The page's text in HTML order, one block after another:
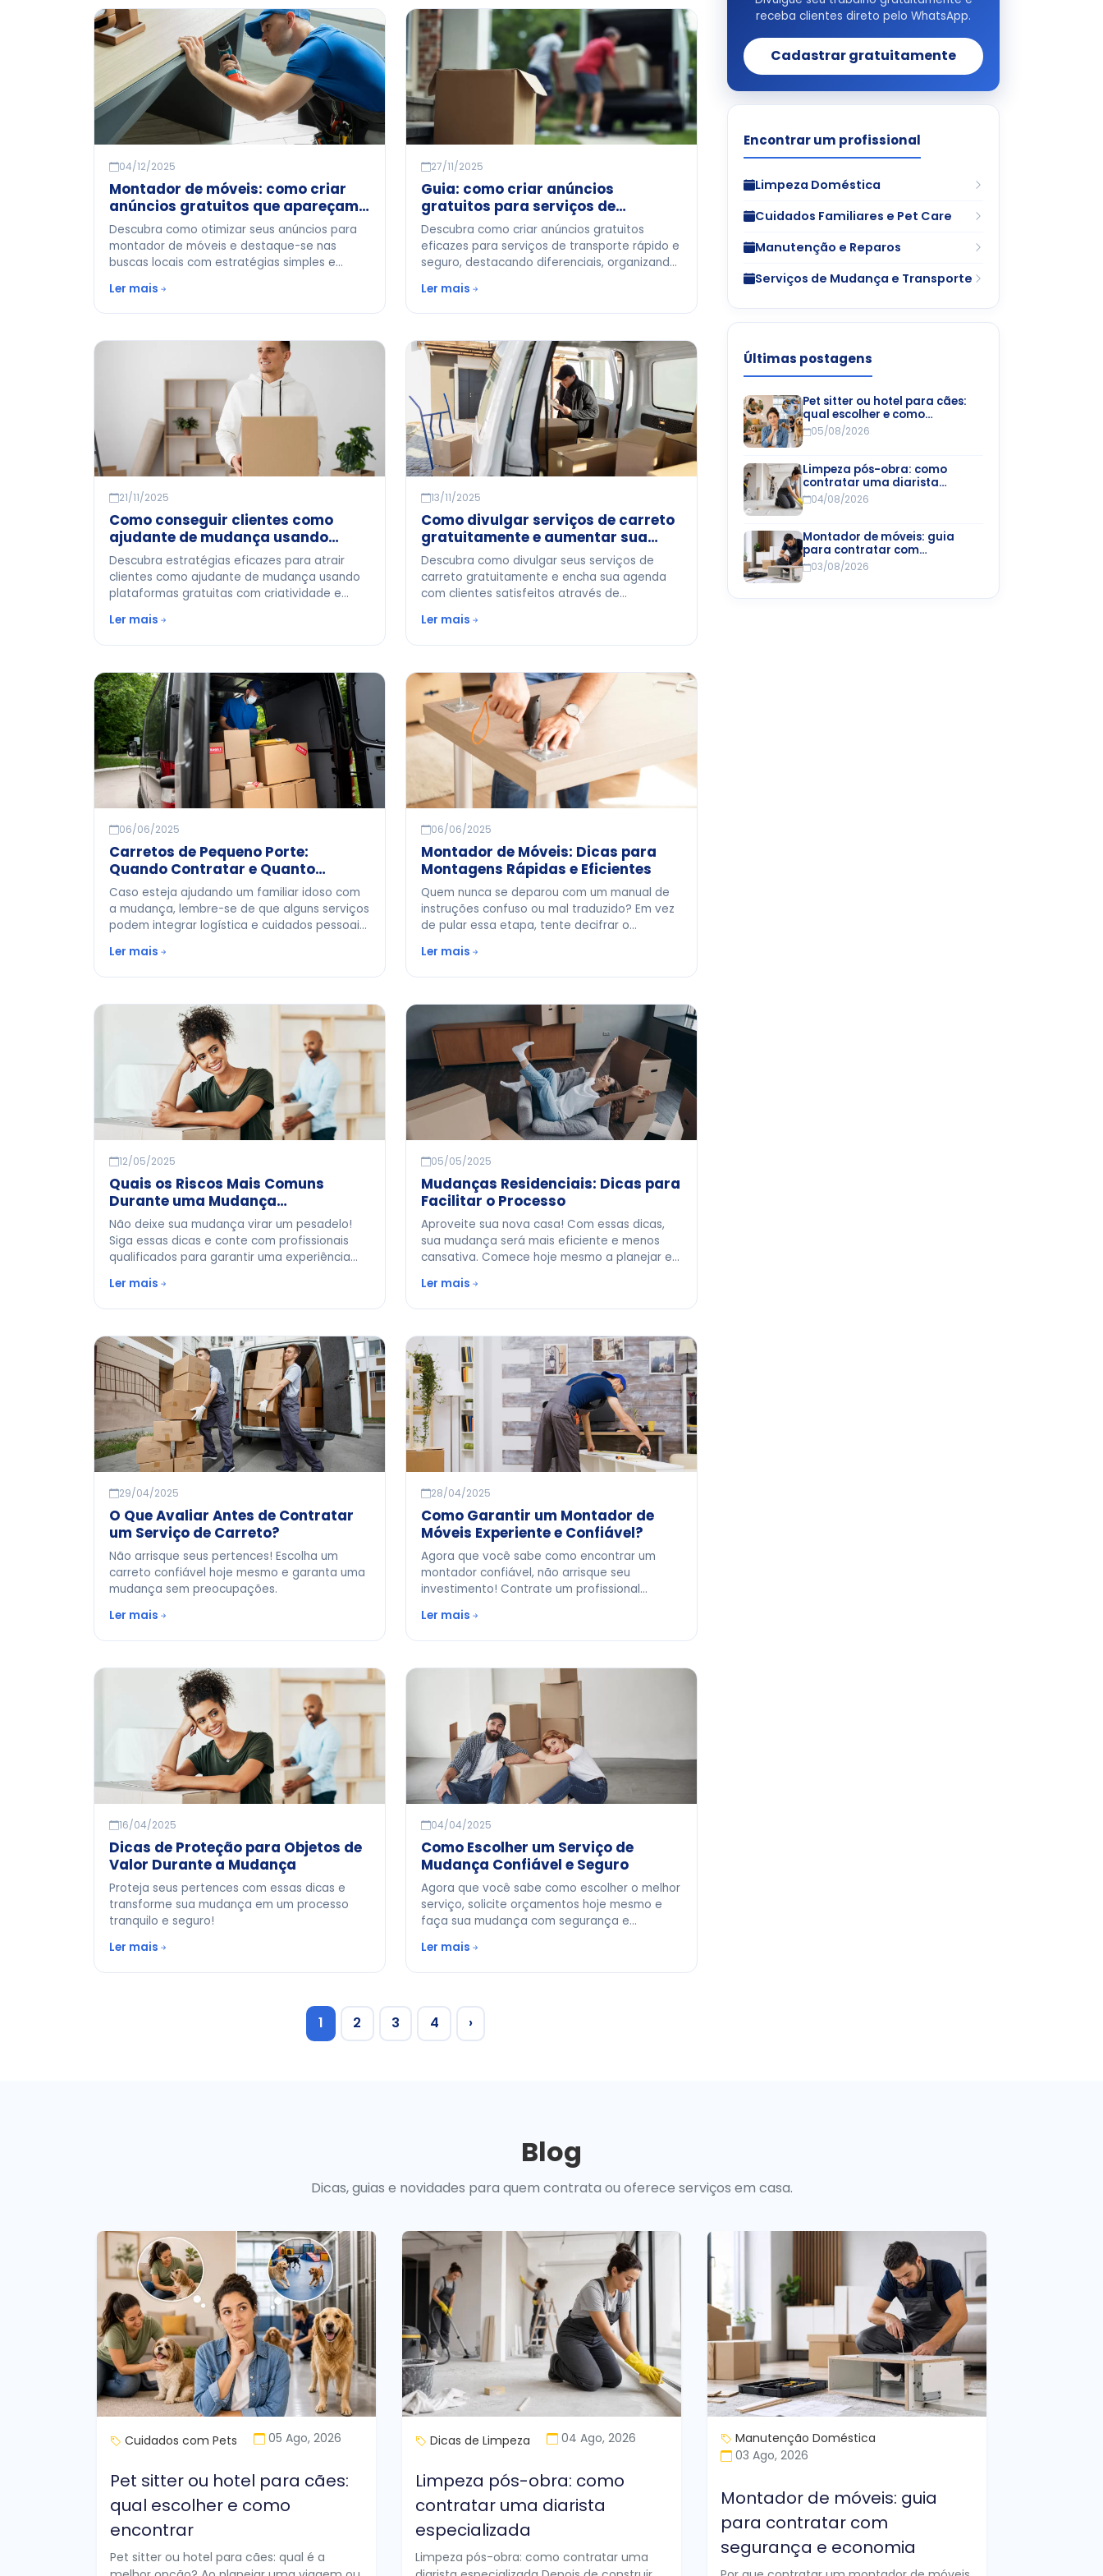
04/12/2025
Montador de móveis: como criar
anúncios gratuitos que apareçam
nas buscas da sua cidade
Descubra como otimizar seus anúncios para
montador de móveis e destaque-se nas
buscas locais com estratégias simples e
Ler mais
27/11/2025
Guia: como criar anúncios
gratuitos para serviços de
transporte rápido e seguro
Descubra como criar anúncios gratuitos
eficazes para serviços de transporte rápido e
seguro, destacando diferenciais, organizando
Ler mais
21/11/2025
Como conseguir clientes como
ajudante de mudança usando
apenas plataformas gratuitas
Descubra estratégias eficazes para atrair
clientes como ajudante de mudança usando
plataformas gratuitas com criatividade e
persistência.
Ler mais
13/11/2025
Como divulgar serviços de carreto
gratuitamente e aumentar sua
agenda
Descubra como divulgar seus serviços de
carreto gratuitamente e encha sua agenda
com clientes satisfeitos através de
estratégias práticas e eficazes.
Ler mais
06/06/2025
Carretos de Pequeno Porte:
Quando Contratar e Quanto
Custa?
Caso esteja ajudando um familiar idoso com
a mudança, lembre-se de que alguns serviços
podem integrar logística e cuidados pessoais.
Nosso artigo sobre cuidadores de idosos traz
insights valiosos para essas situações.
Ler mais
06/06/2025
Montador de Móveis: Dicas para
Montagens Rápidas e Eficientes
Quem nunca se deparou com um manual de
instruções confuso ou mal traduzido? Em vez
de pular essa etapa, tente decifrar o
diagrama antes de começar. Muitos manuais
seguem uma lógica visual, onde números ou
letras correspondem a peças específicas. Se
Ler mais
12/05/2025
Quais os Riscos Mais Comuns
Durante uma Mudança
Residencial?
Não deixe sua mudança virar um pesadelo!
Siga essas dicas e conte com profissionais
qualificados para garantir uma experiência
tranquila e sem sustos.
Ler mais
05/05/2025
Mudanças Residenciais: Dicas para
Facilitar o Processo
Aproveite sua nova casa! Com essas dicas,
sua mudança será mais eficiente e menos
cansativa. Comece hoje mesmo a planejar e
garanta uma transição suave para esse novo
capítulo da sua vida.
Ler mais
29/04/2025
O Que Avaliar Antes de Contratar
um Serviço de Carreto?
Não arrisque seus pertences! Escolha um
carreto confiável hoje mesmo e garanta uma
mudança sem preocupações.
Ler mais
28/04/2025
Como Garantir um Montador de
Móveis Experiente e Confiável?
Agora que você sabe como encontrar um
montador confiável, não arrisque seu
investimento! Contrate um profissional
qualificado e tenha móveis perfeitos por
anos.
Ler mais
16/04/2025
Dicas de Proteção para Objetos de
Valor Durante a Mudança
Proteja seus pertences com essas dicas e
transforme sua mudança em um processo
tranquilo e seguro!
Ler mais
04/04/2025
Como Escolher um Serviço de
Mudança Confiável e Seguro
Agora que você sabe como escolher o melhor
serviço, solicite orçamentos hoje mesmo e
faça sua mudança com segurança e
tranquilidade!
Ler mais
1 2 3 4 ›
receba clientes direto pelo WhatsApp.
Cadastrar gratuitamente
Encontrar um profissional
Limpeza Doméstica
Cuidados Familiares e Pet Care
Manutenção e Reparos
Serviços de Mudança e Transporte
Últimas postagens
Pet sitter ou hotel para cães:
qual escolher e como
encontrar
05/08/2026
Limpeza pós-obra: como
contratar uma diarista
especializada
04/08/2026
Montador de móveis: guia
para contratar com
segurança e economia
03/08/2026
Blog
Dicas, guias e novidades para quem contrata ou oferece serviços em casa.
Cuidados com Pets 05 Ago, 2026
Pet sitter ou hotel para cães:
qual escolher e como
encontrar
Pet sitter ou hotel para cães: qual é a
Dicas de Limpeza 04 Ago, 2026
Limpeza pós-obra: como
contratar uma diarista
especializada
Limpeza pós-obra: como contratar uma
Manutenção Doméstica
03 Ago, 2026
Montador de móveis: guia
para contratar com
segurança e economia